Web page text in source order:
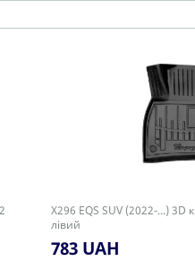
X296 EQS SUV (2022-...) 3D
лівий
783 UAH